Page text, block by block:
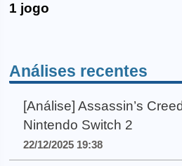
1 jogo
Análises recentes
[Análise] Assassin’s
Nintendo Switch 2
22/12/2025 19:38